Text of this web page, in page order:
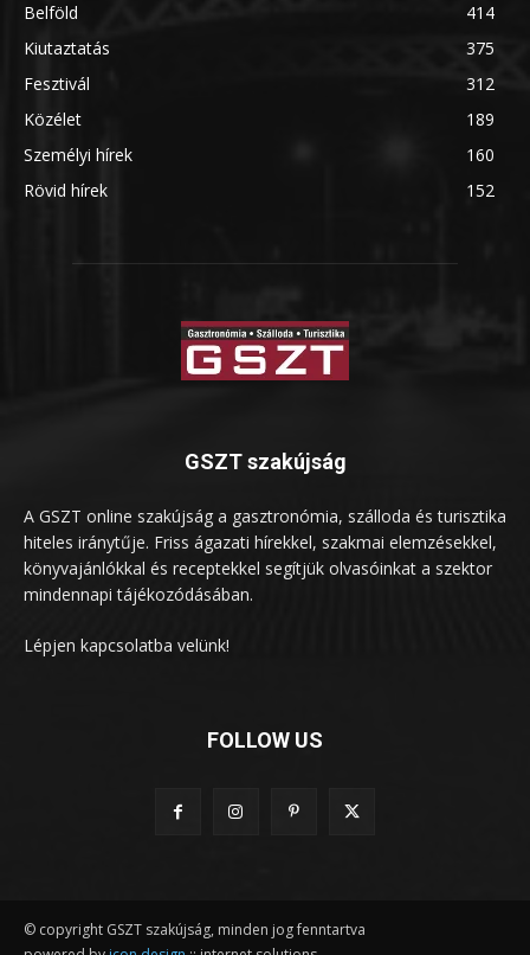
Belföld
414
Kiutaztatás
375
Fesztivál
312
Közélet
189
Személyi hírek
160
Rövid hírek
152
GSZT szakújság
A GSZT online szakújság a gasztronómia, szálloda és turisztika
hiteles iránytűje. Friss ágazati hírekkel, szakmai elemzésekkel,
könyvajánlókkal és receptekkel segítjük olvasóinkat a szektor
mindennapi tájékozódásában.
Lépjen kapcsolatba velünk!
FOLLOW US
© copyright GSZT szakújság, minden jog fenntartva